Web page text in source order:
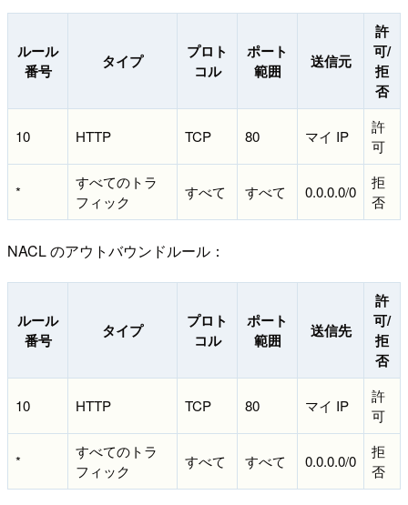
ルール
番号
タイプ
プロト
コル
ポート
範囲
送信元
許
可/
拒
否
10 HTTP TCP 80 マイ IP
許
可
*
すべてのトラ
フィック
すべて すべて 0.0.0.0/0
拒
否
NACL のアウトバウンドルール：
ルール
番号
タイプ
プロト
コル
ポート
範囲
送信先
許
可/
拒
否
10 HTTP TCP 80 マイ IP
許
可
*
すべてのトラ
フィック
すべて すべて 0.0.0.0/0
拒
否